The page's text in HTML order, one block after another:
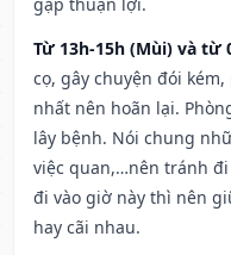
Từ 13h-15h (Mùi) và từ
cọ, gây chuyện đói
nhất nên hoãn lại.
lây bệnh. Nói chung
việc quan,…nên tránh
đi vào giờ này thì nên
hay cãi nhau.